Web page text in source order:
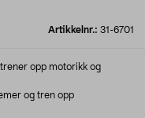
Artikkelnr.: 31-6701
opp motorikk og
og tren opp